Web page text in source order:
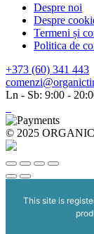
Despre noi
Despre
Termeni și
Politica de
+373 (60) 341 443
Ln - Sb: 9:00 -
© 2025
This site is